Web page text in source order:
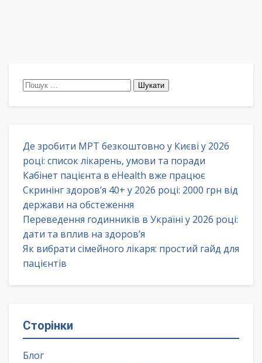
Пошук:
Де зробити МРТ безкоштовно у Києві у 2026
році: список лікарень, умови та поради
Кабінет пацієнта в eHealth вже працює
Скринінг здоров’я 40+ у 2026 році: 2000 грн від
держави на обстеження
Переведення годинників в Україні у 2026 році:
дати та вплив на здоров’я
Як вибрати сімейного лікаря: простий гайд для
пацієнтів
Сторінки
Блог